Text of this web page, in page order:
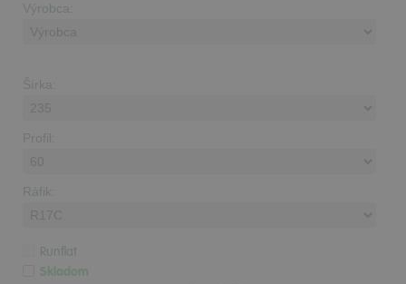
Výrobca:
Šírka:
Profil:
Ráfik:
Runflat
Skladom